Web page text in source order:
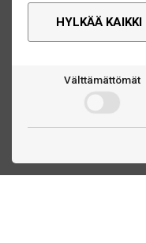
HYLKÄÄ KAIKKI
Välttämättömät